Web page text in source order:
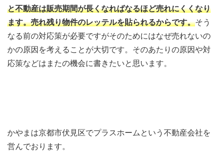
と不動産は販売期間が長くなればなるほど売れにくくなり
ます。売れ残り物件のレッテルを貼られるからです。そう
なる前の対応策が必要ですがそのためにはなぜ売れないの
かの原因を考えることが大切です。そのあたりの原因や対
応策などはまたの機会に書きたいと思います。
かやまは京都市伏見区でプラスホームという不動産会社を
営んでおります。